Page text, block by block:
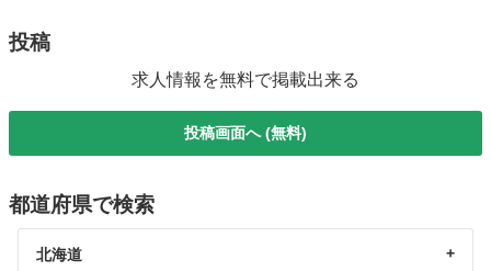
投稿
求人情報を無料で掲載出来る
投稿画面へ (無料)
都道府県で検索
北海道